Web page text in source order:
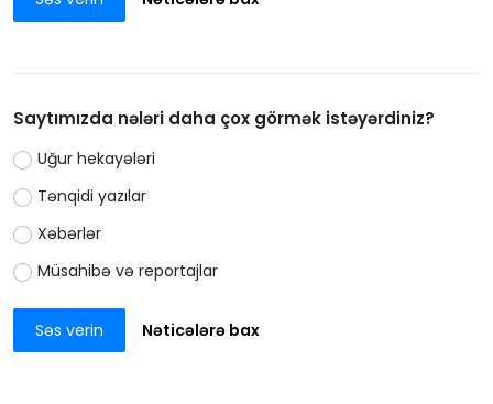
Saytımızda nələri daha çox görmək istəyərdiniz?
Uğur hekayələri
Tənqidi yazılar
Xəbərlər
Müsahibə və reportajlar
Səs verin Nəticələrə bax